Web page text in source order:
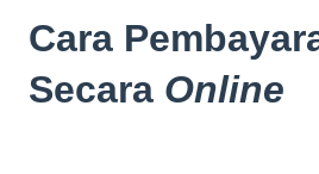
Cara
Secara Online